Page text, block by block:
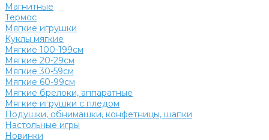
Магнитные
Термос
Мягкие игрушки
Куклы мягкие
Мягкие 100-199см
Мягкие 20-29см
Мягкие 30-59см
Мягкие 60-99см
Мягкие брелоки, аппаратные
Мягкие игрушки с пледом
Подушки, обнимашки, конфетницы, шапки
Настольные игры
Новинки